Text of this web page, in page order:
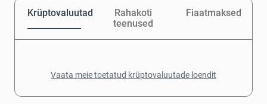
Krüptovaluutad
Rahakoti
teenused
Fiaatmaksed
Vaata meie toetatud krüptovaluutade loendit